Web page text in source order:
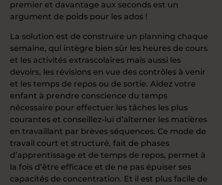
premier et davantage aux seconds est un
argument de poids pour les ados !
La solution est de construire un planning chaque
semaine, qui intègre bien sûr les heures de cours
et les activités extrascolaires mais aussi les
devoirs, les révisions en vue des contrôles à venir
et les temps de repos ou de sortie. Aidez votre
enfant à prendre conscience du temps
nécessaire pour effectuer les tâches les plus
courantes et conseillez-lui d’alterner les matières
en travaillant par brèves séquences. Ce mode de
travail court et structuré, fait de phases
d’apprentissage et de temps de repos, permet à
la fois d’être efficace et de ne pas épuiser ses
capacités de concentration. Et il est plus facile de